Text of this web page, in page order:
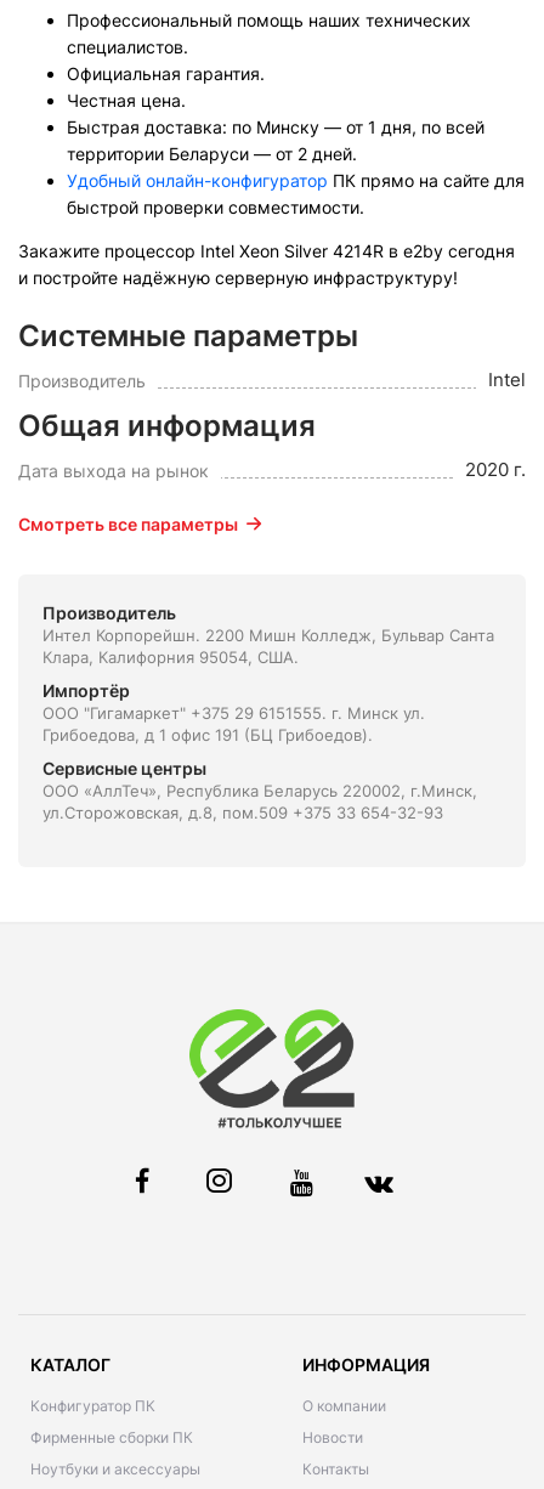
Профессиональный помощь наших технических
специалистов.
Официальная гарантия.
Честная цена.
Быстрая доставка: по Минску — от 1 дня, по всей
территории Беларуси — от 2 дней.
Удобный онлайн-конфигуратор ПК прямо на сайте для
быстрой проверки совместимости.
Закажите процессор Intel Xeon Silver 4214R в e2by сегодня
и постройте надёжную серверную инфраструктуру!
Системные параметры
Производитель Intel
Общая информация
Дата выхода на рынок 2020 г.
Смотреть все параметры
Производитель
Интел Корпорейшн. 2200 Мишн Колледж, Бульвар Санта
Клара, Калифорния 95054, США.
Импортёр
ООО "Гигамаркет" +375 29 6151555. г. Минск ул.
Грибоедова, д 1 офис 191 (БЦ Грибоедов).
Сервисные центры
ООО «АллТеч», Республика Беларусь 220002, г.Минск,
ул.Сторожовская, д.8, пом.509 +375 33 654-32-93
КАТАЛОГ
Конфигуратор ПК
Фирменные сборки ПК
Ноутбуки и аксессуары
ИНФОРМАЦИЯ
О компании
Новости
Контакты